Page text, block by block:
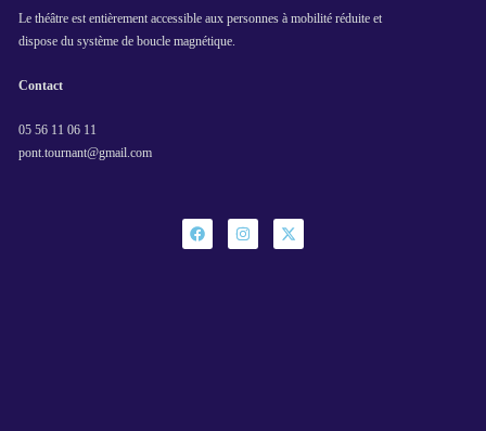
Le théâtre est entièrement accessible aux personnes à mobilité réduite et
dispose du système de boucle magnétique.
Contact
05 56 11 06 11
pont.tournant@gmail.com